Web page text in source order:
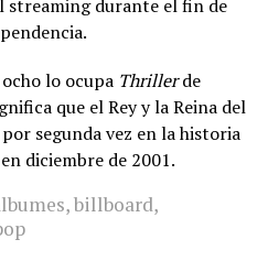
streaming durante el fin de
lo ocupa Thrillerde
que el Rey y la Reina del
segunda vez en la historia
diciembre de 2001.
,billboard,